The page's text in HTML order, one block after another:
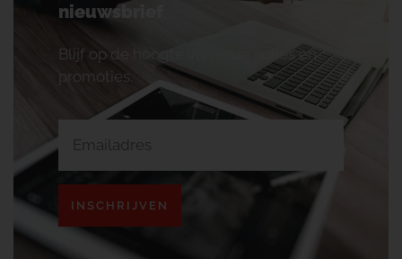
nieuwsbrief
Blijf op de hoogte van onze acties en
promoties.
INSCHRIJVEN